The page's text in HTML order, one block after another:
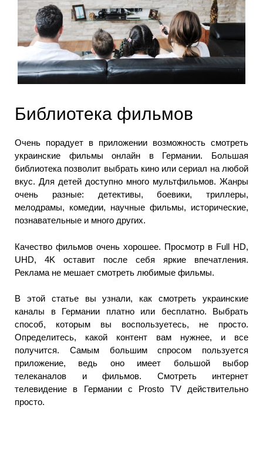
Библиотека фильмов
Очень порадует в приложении возможность смотреть
украинские фильмы онлайн в Германии. Большая
библиотека позволит выбрать кино или сериал на любой
вкус. Для детей доступно много мультфильмов. Жанры
очень разные: детективы, боевики, триллеры,
мелодрамы, комедии, научные фильмы, исторические,
познавательные и много других.
Качество фильмов очень хорошее. Просмотр в Full HD,
UHD, 4K оставит после себя яркие впечатления.
Реклама не мешает смотреть любимые фильмы.
В этой статье вы узнали, как смотреть украинские
каналы в Германии платно или бесплатно. Выбрать
способ, которым вы воспользуетесь, не просто.
Определитесь, какой контент вам нужнее, и все
получится. Самым большим спросом пользуется
приложение, ведь оно имеет большой выбор
телеканалов и фильмов. Смотреть интернет
телевидение в Германии с Prosto TV действительно
просто.